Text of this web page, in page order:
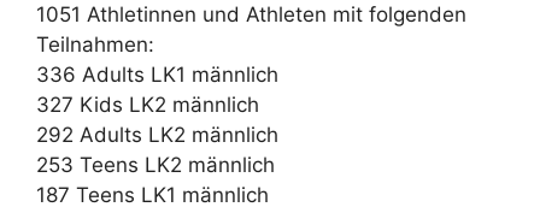
1051 Athletinnen und Athleten mit folgenden
Teilnahmen:
336 Adults LK1 männlich
327 Kids LK2 männlich
292 Adults LK2 männlich
253 Teens LK2 männlich
187 Teens LK1 männlich